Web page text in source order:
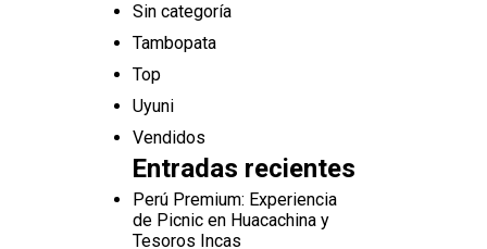
Sin categoría
Tambopata
Top
Uyuni
Vendidos
Entradas recientes
Perú Premium: Experiencia
de Picnic en Huacachina y
Tesoros Incas